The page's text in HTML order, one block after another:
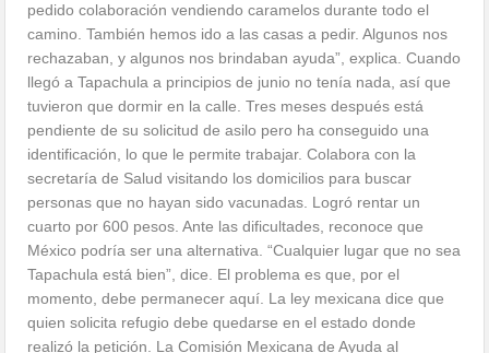
pedido colaboración vendiendo caramelos durante todo el
camino. También hemos ido a las casas a pedir. Algunos nos
rechazaban, y algunos nos brindaban ayuda”, explica. Cuando
llegó a Tapachula a principios de junio no tenía nada, así que
tuvieron que dormir en la calle. Tres meses después está
pendiente de su solicitud de asilo pero ha conseguido una
identificación, lo que le permite trabajar. Colabora con la
secretaría de Salud visitando los domicilios para buscar
personas que no hayan sido vacunadas. Logró rentar un
cuarto por 600 pesos. Ante las dificultades, reconoce que
México podría ser una alternativa. “Cualquier lugar que no sea
Tapachula está bien”, dice. El problema es que, por el
momento, debe permanecer aquí. La ley mexicana dice que
quien solicita refugio debe quedarse en el estado donde
realizó la petición. La Comisión Mexicana de Ayuda al